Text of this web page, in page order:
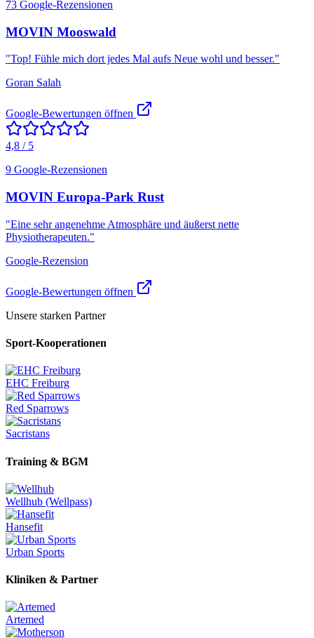
73 Google-Rezensionen
MOVIN Mooswald
"Top! Fühle mich dort jedes Mal aufs Neue wohl und besser."
Goran Salah
Google-Bewertungen öffnen
4,8 / 5
9 Google-Rezensionen
MOVIN Europa-Park Rust
"Eine sehr angenehme Atmosphäre und äußerst nette
Physiotherapeuten."
Google-Rezension
Google-Bewertungen öffnen
Unsere starken Partner
Sport-Kooperationen
EHC Freiburg
Red Sparrows
Sacristans
Training & BGM
Wellhub (Wellpass)
Hansefit
Urban Sports
Kliniken & Partner
Artemed